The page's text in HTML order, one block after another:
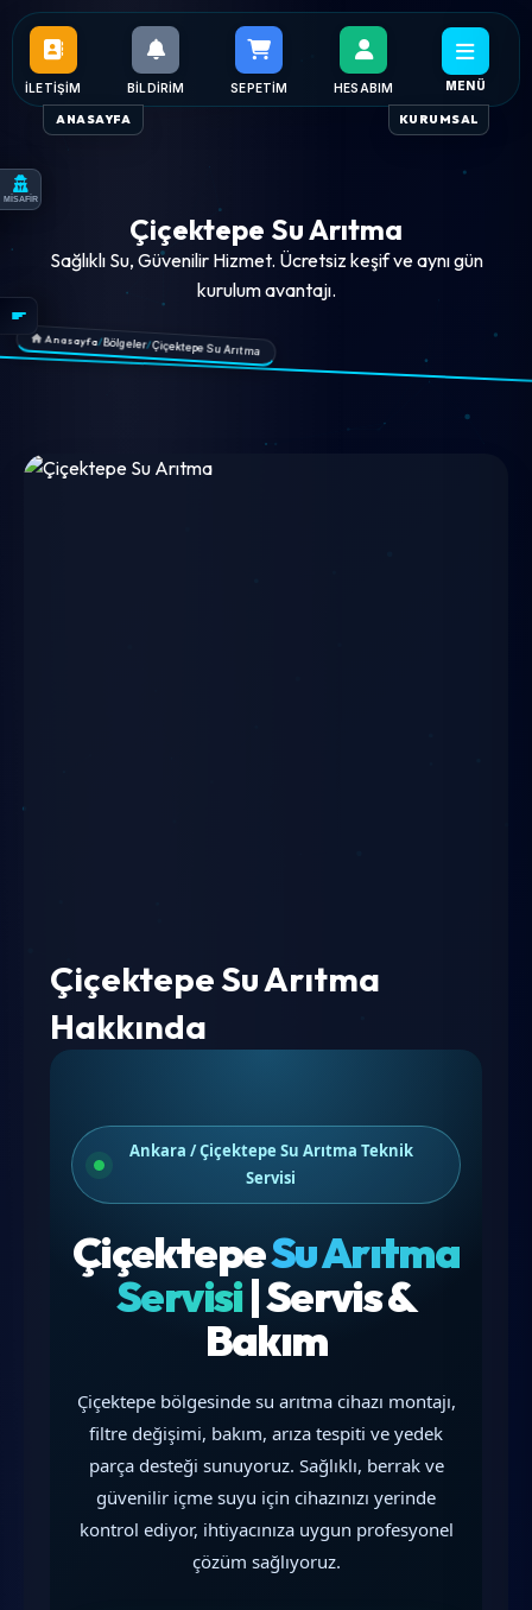
ANASAYFA KURUMSAL
İLETIŞIM BILDIRIM SEPETIM HESABIM MENÜ
Çiçektepe Su Arıtma
Sağlıklı Su, Güvenilir Hizmet. Ücretsiz keşif ve aynı gün
kurulum avantajı.
Anasayfa/Bölgeler/Çiçektepe Su Arıtma
Çiçektepe Su Arıtma
Hakkında
Ankara / Çiçektepe Su Arıtma Teknik
Servisi
ÇiçektepeSu Arıtma
Servisi| Servis &
Bakım
Çiçektepe bölgesinde su arıtma cihazı montajı,
filtre değişimi, bakım, arıza tespiti ve yedek
parça desteği sunuyoruz. Sağlıklı, berrak ve
güvenilir içme suyu için cihazınızı yerinde
kontrol ediyor, ihtiyacınıza uygun profesyonel
çözüm sağlıyoruz.
MİSAFİR